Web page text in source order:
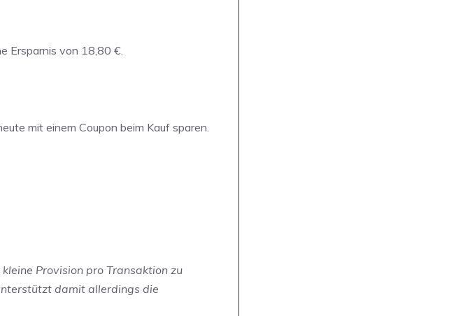
Ersparnis von 18,80 €.
mit einem Coupon beim Kauf sparen.
Provision pro Transaktion zu
damit allerdings die